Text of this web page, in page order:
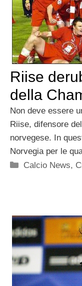
Riise
della
Non deve essere
Riise, difensore
norvegese. In
Norvegia per le
Categorie
Calcio News,